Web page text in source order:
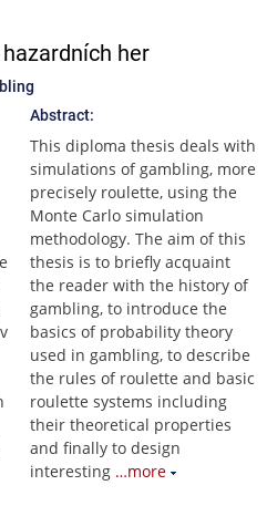
her
Abstract:
This diploma thesis deals with
simulations of gambling, more
precisely roulette, using the
Monte Carlo simulation
methodology. The aim of this
thesis is to briefly acquaint
the reader with the history of
gambling, to introduce the
basics of probability theory
used in gambling, to describe
the rules of roulette and basic
roulette systems including
their theoretical properties
and finally to design
interesting …more